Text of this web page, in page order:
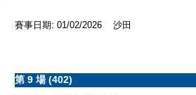
賽事日期: 01/02/2026 沙田
第 9 場 (402)